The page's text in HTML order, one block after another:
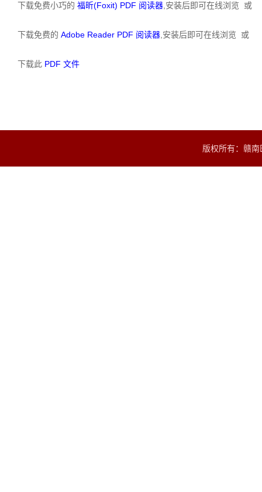
下载免费小巧的 福昕(Foxit) PDF 阅读器 ,安装后即可在线浏览 或
下载免费的 Adobe Reader PDF 阅读器 ,安装后即可在线浏览 或
下载此 PDF 文件
版权所有：赣